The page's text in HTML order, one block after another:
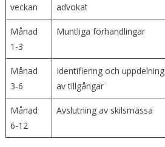
veckan
advokat
Månad
1-3
Muntliga förhandlingar
Månad
3-6
Identifiering och uppdelning
av tillgångar
Månad
6-12
Avslutning av skilsmässa